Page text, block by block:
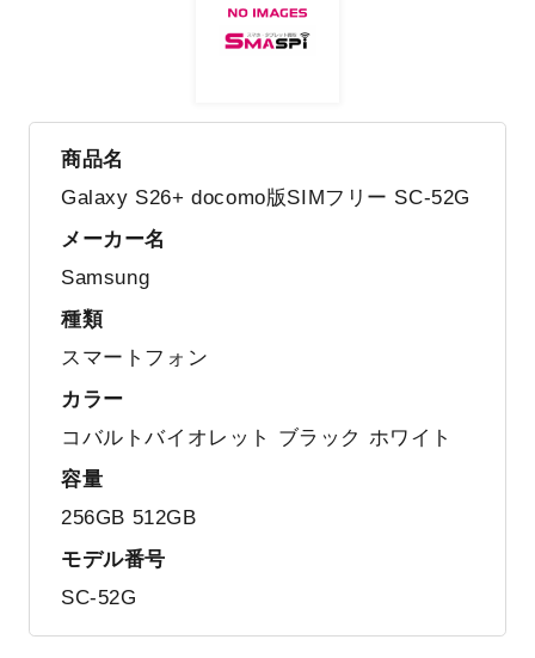
商品名
Galaxy S26+ docomo版SIMフリー SC-52G
メーカー名
Samsung
種類
スマートフォン
カラー
コバルトバイオレット ブラック ホワイト
容量
256GB 512GB
モデル番号
SC-52G